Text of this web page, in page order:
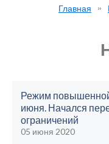
Главная
Режим повышенной
июня. Начался
ограничений
05 июня 2020